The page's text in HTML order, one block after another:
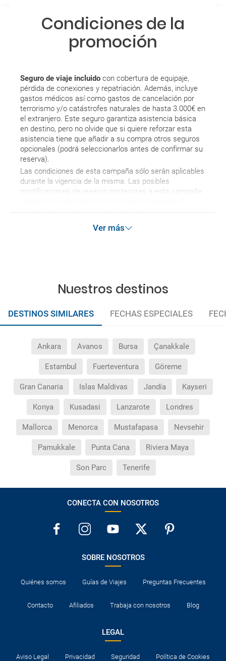
Condiciones de la
promoción
Seguro de viaje incluido con cobertura de equipaje,
pérdida de conexiones y repatriación. Además, incluye
gastos médicos así como gastos de cancelación por
terrorismo y/o catástrofes naturales de hasta 3.000€ en
el extranjero. Este seguro garantiza asistencia básica
en destino, pero no olvide que si quiere reforzar esta
asistencia tiene que añadir a su compra otros seguros
opcionales (podrá seleccionarlos antes de confirmar su
reserva).
Las condiciones de esta campaña sólo serán aplicables
durante la vigencia de la misma. Las posibles
modificaciones de reserva posteriores a esta campaña
Ver más
Nuestros destinos
DESTINOS SIMILARES FECHAS ESPECIALES
Ankara Avanos Bursa Çanakkale
Estambul Fuerteventura Göreme
Gran Canaria Islas Maldivas Jandía Kayseri
Konya Kusadasi Lanzarote Londres
Mallorca Menorca Mustafapasa Nevsehir
Pamukkale Punta Cana Riviera Maya
Son Parc Tenerife
CONECTA CON NOSOTROS
SOBRE NOSOTROS
Quiénes somos Guías de Viajes Preguntas Frecuentes
Contacto Afiliados Trabaja con nosotros Blog
LEGAL
Aviso Legal Privacidad Seguridad Política de Cookies